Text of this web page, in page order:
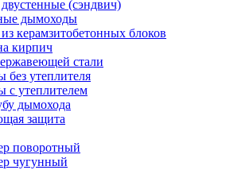
(сэндвич)
дымоходы
керамзитобетонных блоков
кирпич
стали
без утеплителя
с утеплителем
дымохода
защита
поворотный
чугунный